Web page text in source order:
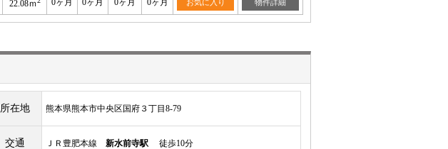
22.08ｍ 0ヶ月 0ヶ月 0ヶ月 0ヶ月 お気に入り 物件詳細
所在地 熊本県熊本市中央区国府３丁目8-79
交通 ＪＲ豊肥本線 新水前寺駅 徒歩10分